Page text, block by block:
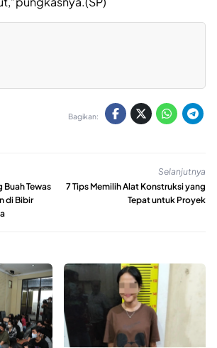
Bagikan:
Buah Tewas
di Bibir
Selanjutnya
7 Tips Memilih Alat Konstruksi yang
Tepat untuk Proyek